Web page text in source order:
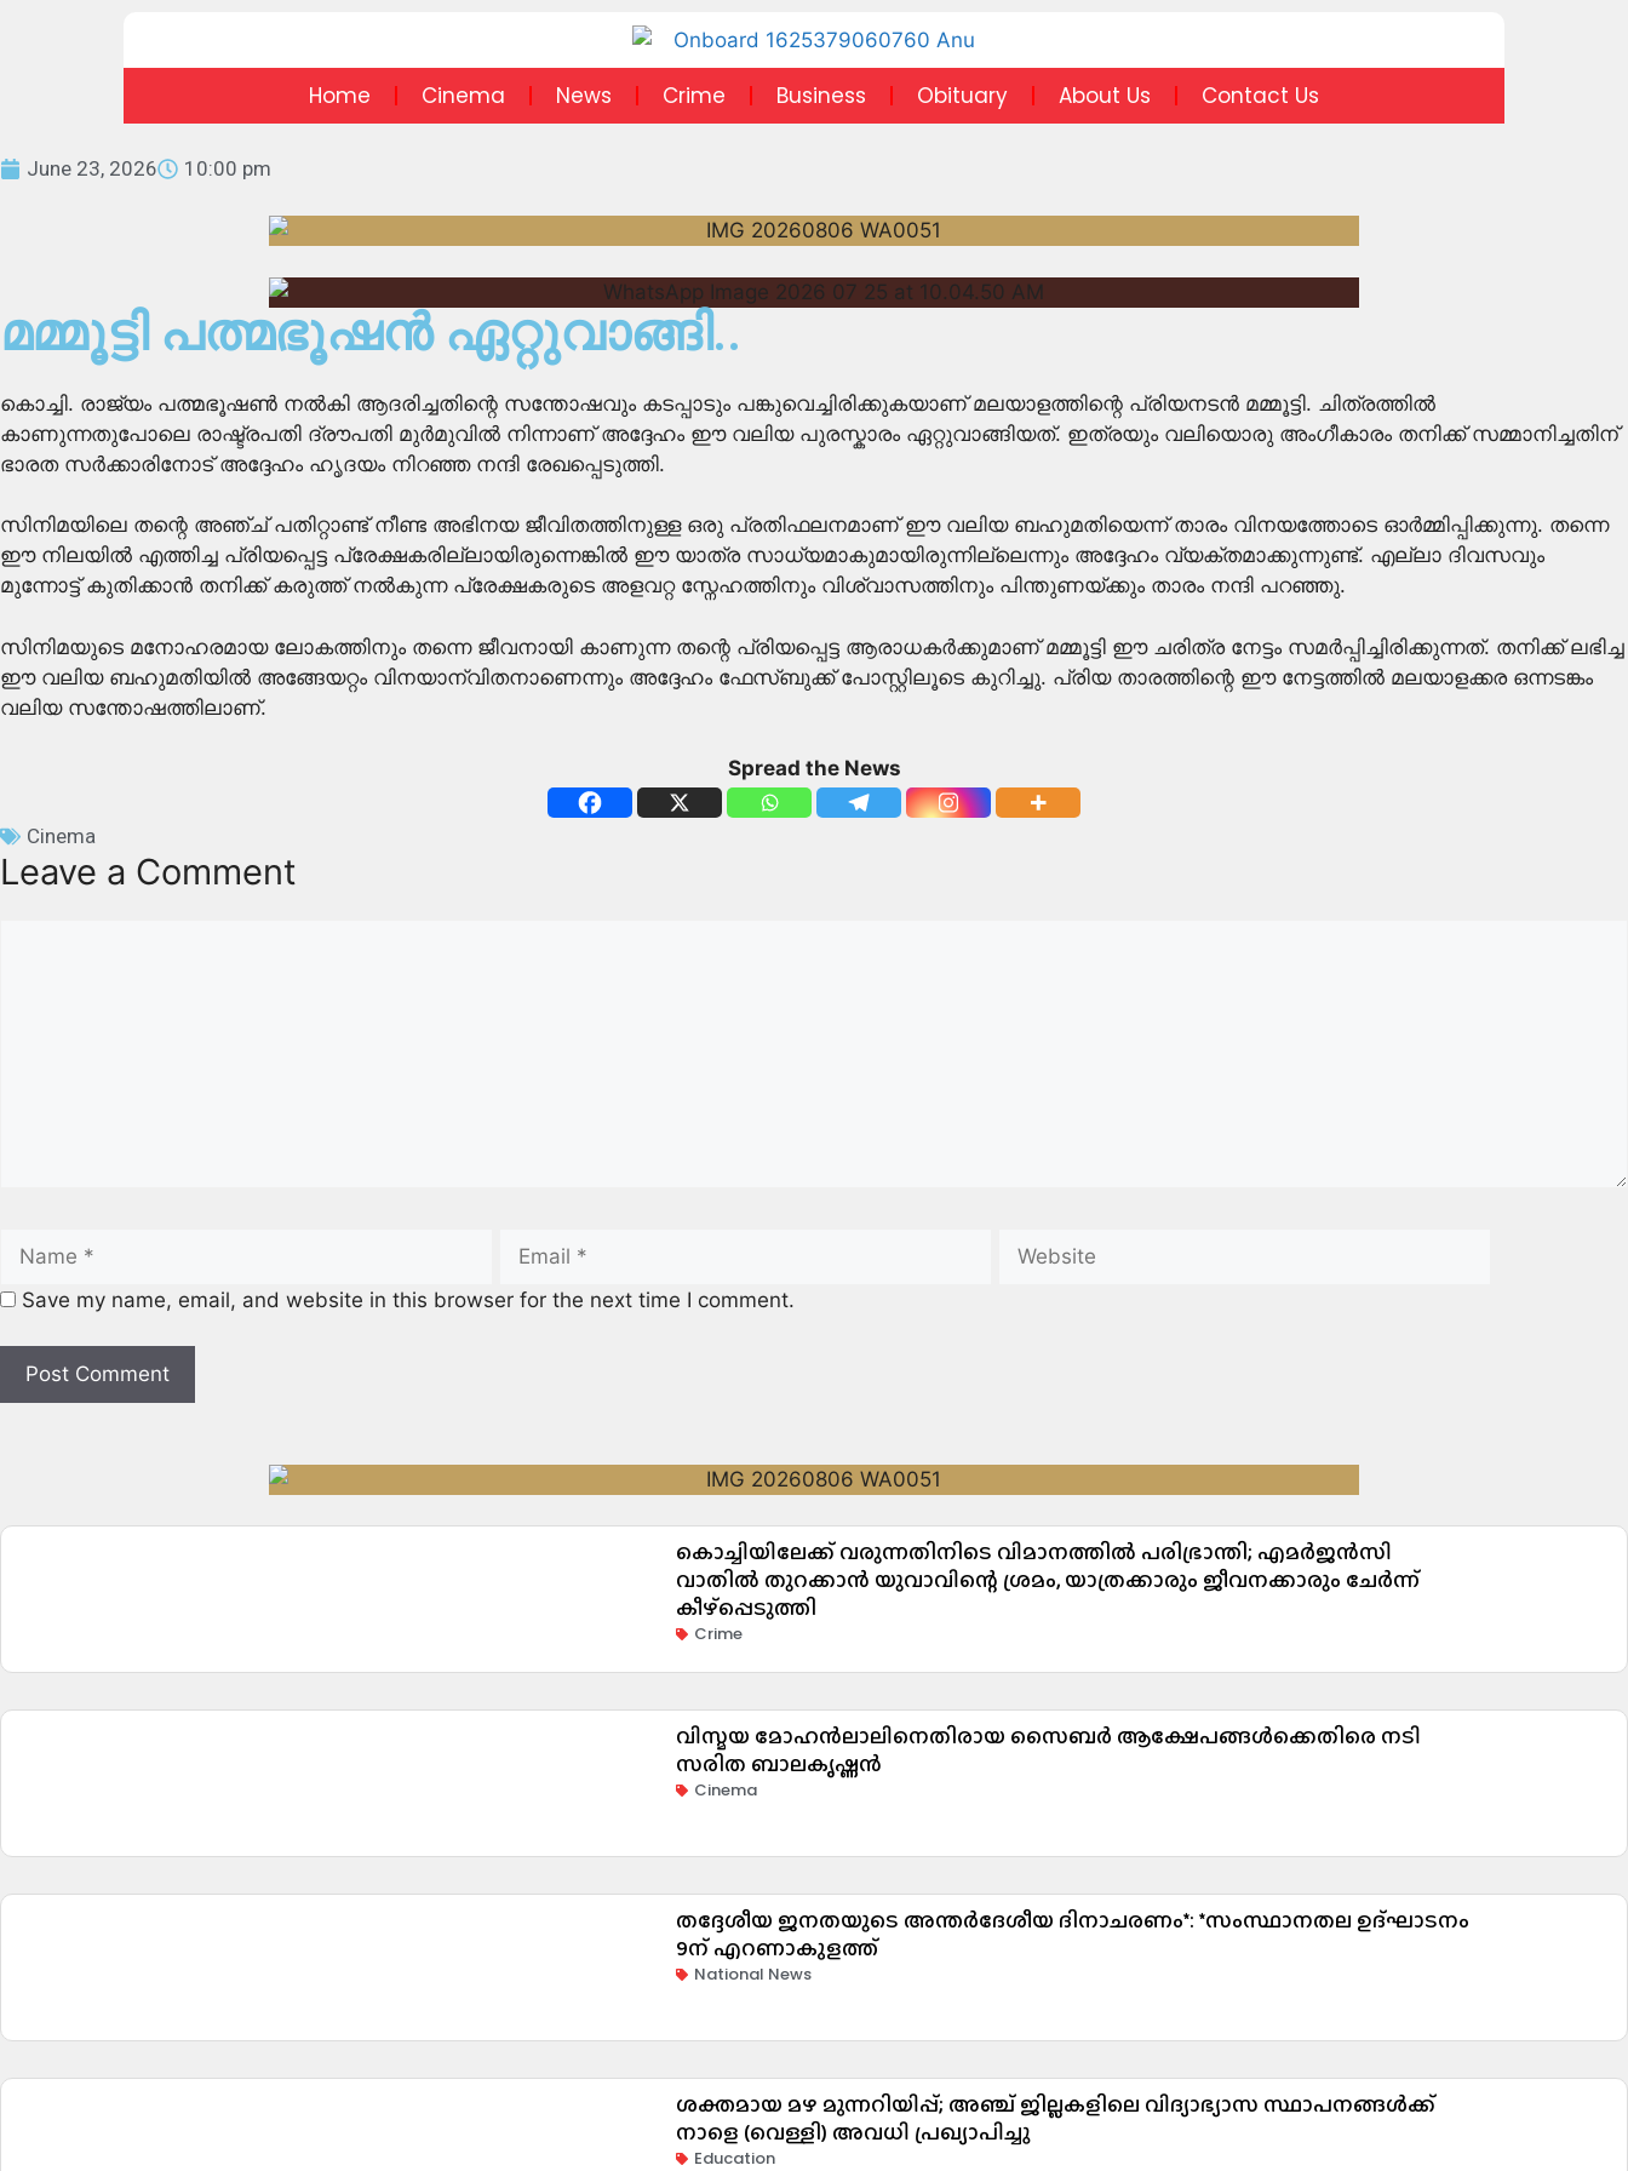
Home Cinema News Crime Business Obituary About Us Contact Us
June 23, 2026 10:00 pm
മമ്മൂട്ടി പത്മഭൂഷൻ ഏറ്റുവാങ്ങി..
കൊച്ചി. രാജ്യം പത്മഭൂഷൺ നൽകി ആദരിച്ചതിന്റെ സന്തോഷവും കടപ്പാടും പങ്കുവെച്ചിരിക്കുകയാണ് മലയാളത്തിന്റെ പ്രിയനടൻ മമ്മൂട്ടി. ചിത്രത്തിൽ
കാണുന്നതുപോലെ രാഷ്ട്രപതി ദ്രൗപതി മുർമുവിൽ നിന്നാണ് അദ്ദേഹം ഈ വലിയ പുരസ്കാരം ഏറ്റുവാങ്ങിയത്. ഇത്രയും വലിയൊരു അംഗീകാരം തനിക്ക് സമ്മാനിച്ചതിന്
ഭാരത സർക്കാരിനോട് അദ്ദേഹം ഹൃദയം നിറഞ്ഞ നന്ദി രേഖപ്പെടുത്തി.
സിനിമയിലെ തന്റെ അഞ്ച് പതിറ്റാണ്ട് നീണ്ട അഭിനയ ജീവിതത്തിനുള്ള ഒരു പ്രതിഫലനമാണ് ഈ വലിയ ബഹുമതിയെന്ന് താരം വിനയത്തോടെ ഓർമ്മിപ്പിക്കുന്നു. തന്നെ
ഈ നിലയിൽ എത്തിച്ച പ്രിയപ്പെട്ട പ്രേക്ഷകരില്ലായിരുന്നെങ്കിൽ ഈ യാത്ര സാധ്യമാകുമായിരുന്നില്ലെന്നും അദ്ദേഹം വ്യക്തമാക്കുന്നുണ്ട്. എല്ലാ ദിവസവും
മുന്നോട്ട് കുതിക്കാൻ തനിക്ക് കരുത്ത് നൽകുന്ന പ്രേക്ഷകരുടെ അളവറ്റ സ്നേഹത്തിനും വിശ്വാസത്തിനും പിന്തുണയ്ക്കും താരം നന്ദി പറഞ്ഞു.
സിനിമയുടെ മനോഹരമായ ലോകത്തിനും തന്നെ ജീവനായി കാണുന്ന തന്റെ പ്രിയപ്പെട്ട ആരാധകർക്കുമാണ് മമ്മൂട്ടി ഈ ചരിത്ര നേട്ടം സമർപ്പിച്ചിരിക്കുന്നത്. തനിക്ക് ലഭിച്ച
ഈ വലിയ ബഹുമതിയിൽ അങ്ങേയറ്റം വിനയാന്വിതനാണെന്നും അദ്ദേഹം ഫേസ്ബുക്ക് പോസ്റ്റിലൂടെ കുറിച്ചു. പ്രിയ താരത്തിന്റെ ഈ നേട്ടത്തിൽ മലയാളക്കര ഒന്നടങ്കം
വലിയ സന്തോഷത്തിലാണ്.
Spread the News
Cinema
Leave a Comment
Save my name, email, and website in this browser for the next time I comment.
കൊച്ചിയിലേക്ക് വരുന്നതിനിടെ വിമാനത്തിൽ പരിഭ്രാന്തി; എമർജൻസി
വാതിൽ തുറക്കാൻ യുവാവിന്റെ ശ്രമം, യാത്രക്കാരും ജീവനക്കാരും ചേർന്ന്
കീഴ്പ്പെടുത്തി
Crime
വിസ്മയ മോഹൻലാലിനെതിരായ സൈബർ ആക്ഷേപങ്ങൾക്കെതിരെ നടി
സരിത ബാലകൃഷ്ണൻ
Cinema
തദ്ദേശീയ ജനതയുടെ അന്തർദേശീയ ദിനാചരണം*: *സംസ്ഥാനതല ഉദ്ഘാടനം
9ന് എറണാകുളത്ത്
National News
ശക്തമായ മഴ മുന്നറിയിപ്പ്; അഞ്ച് ജില്ലകളിലെ വിദ്യാഭ്യാസ സ്ഥാപനങ്ങൾക്ക്
നാളെ (വെള്ളി) അവധി പ്രഖ്യാപിച്ചു
Education